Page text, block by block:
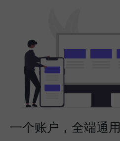
一个账户，全端通用